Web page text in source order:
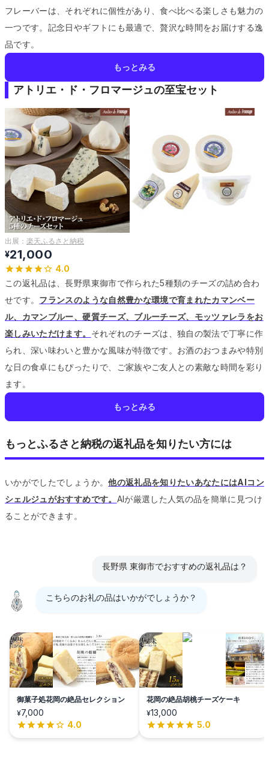
フレーバーは、それぞれに個性があり、食べ比べる楽しさも魅力の
一つです。 記念日やギフトにも最適で、贅沢な時間をお届けする逸
品です。
もっとみる
アトリエ・ド・フロマージュの至宝セット
出展： 楽天ふるさと納税
¥21,000
4.0
この返礼品は、長野県東御市で作られた5種類のチーズの詰め合わ
せです。 フランスのような自然豊かな環境で育まれたカマンベー
ル、カマンブルー、硬質チーズ、ブルーチーズ、モッツァレラをお
楽しみいただけます。 それぞれのチーズは、独自の製法で丁寧に作
られ、深い味わいと豊かな風味が特徴です。 お酒のおつまみや特別
な日の食卓にもぴったりで、ご家族やご友人との素敵な時間を彩り
ます。
もっとみる
もっとふるさと納税の返礼品を知りたい方には
いかがでしたでしょうか。他の返礼品を知りたいあなたにはAIコン
シェルジュがおすすめです。 AIが厳選した人気の品を簡単に見つけ
ることができます。
長野県 東御市でおすすめの返礼品は？
こちらのお礼の品はいかがでしょうか？
御菓子処花岡の絶品セレクション
¥7,000
4.0
花岡の絶品胡桃チーズケーキ
¥13,000
5.0